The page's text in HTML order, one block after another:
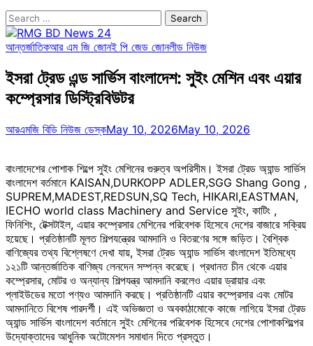
Search
for:
আন্তর্জাতিকআর এম জি জোনই পি জেড জোনলীড নিউজ
ইসরা ট্রেড এন্ড সার্ভিস বাংলাদেশ: সুইং মেশিন এবং এয়ার
কম্প্রেসার ডিস্ট্রিবিউটর
আরএমজি বিডি নিউজ ডেস্কMay 10, 2026May 10, 2026
বাংলাদেশের পোশাক শিল্পে সুইং মেশিনের গুরুত্ব অপরিসীম। ইসরা ট্রেড অ্যান্ড সার্ভিস
বাংলাদেশ বর্তমানে KAISAN,DURKOPP ADLER,SGG Shang Gong ,
SUPREM,MADEST,REDSUN,SQ Tech, HIKARI,EASTMAN,
IECHO world class Machinery and Service সুইং, কাটিং ,
ফিনিশিং, টেক্সটাইল, এয়ার কম্প্রেসার মেশিনের পরিবেশক হিসেবে দেশের বাজারে সক্রিয়
হয়েছে। প্রতিষ্ঠানটি মূলত শিল্পযন্ত্রের আমদানি ও বিতরণের সঙ্গে জড়িত। বৈশ্বিক
বাণিজ্যের তথ্য বিশ্লেষণে দেখা যায়, ইসরা ট্রেড অ্যান্ড সার্ভিস বাংলাদেশ ইতিমধ্যে
১২১টি আন্তর্জাতিক বাণিজ্য লেনদেন সম্পন্ন করেছে। প্রধানত চীন থেকে এয়ার
কম্প্রেসার, মোটর ও অন্যান্য শিল্পযন্ত্র আমদানি করলেও এয়ার ড্রায়ার এবং
প্লাইউডের মতো পণ্যও আমদানি করছে। প্রতিষ্ঠানটি এয়ার কম্প্রেসার এবং মোটর
আমদানিতে বিশেষ পারদর্শী। এই অভিজ্ঞতা ও অবকাঠামোকে কাজে লাগিয়ে ইসরা ট্রেড
অ্যান্ড সার্ভিস বাংলাদেশ বর্তমানে সুইং মেশিনের পরিবেশক হিসেবে দেশের পোশাকশিল্পের
উদ্যোক্তাদের আধুনিক অটোমেশন সমাধান দিতে প্রস্তুত।